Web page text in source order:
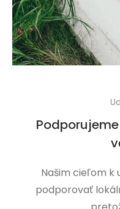
Našim cieľom k
podporovať